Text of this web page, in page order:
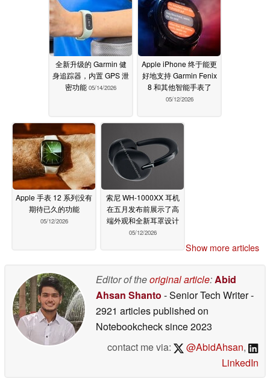
全新升级的 Garmin 健
身追踪器，内置 GPS 泄
密功能 05/14/2026
Apple iPhone 终于能更
好地支持 Garmin Fenix
8 和其他智能手表了
05/12/2026
Apple 手表 12 系列没有
期待已久的功能
05/12/2026
索尼 WH-1000XX 耳机
在五月发布前展示了高
端外观和全新耳罩设计
05/12/2026
Show more articles
Editor of theoriginal article:Abid
Ahsan Shanto - Senior Tech Writer-
2921 articles published on
Notebookchecksince 2023
contact me via:
@AbidAhsan,
LinkedIn